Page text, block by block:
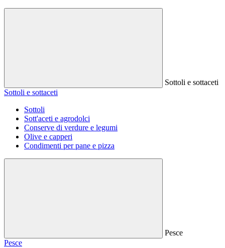
Sottoli e sottaceti
Sottoli e sottaceti
Sottoli
Sott'aceti e agrodolci
Conserve di verdure e legumi
Olive e capperi
Condimenti per pane e pizza
Pesce
Pesce